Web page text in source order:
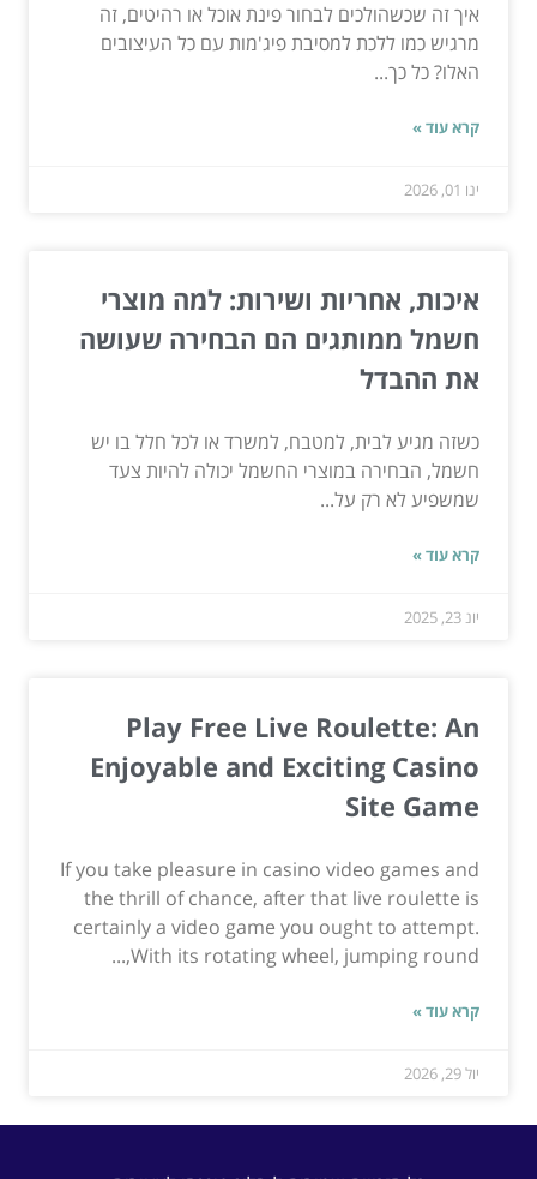
איך זה שכשהולכים לבחור פינת אוכל או רהיטים, זה
מרגיש כמו ללכת למסיבת פיג'מות עם כל העיצובים
האלו? כל כך...
קרא עוד »
ינו 01, 2026
איכות, אחריות ושירות: למה מוצרי
חשמל ממותגים הם הבחירה שעושה
את ההבדל
כשזה מגיע לבית, למטבח, למשרד או לכל חלל בו יש
חשמל, הבחירה במוצרי החשמל יכולה להיות צעד
שמשפיע לא רק על...
קרא עוד »
יונ 23, 2025
Play Free Live Roulette: An
Enjoyable and Exciting Casino
Site Game
If you take pleasure in casino video games and
the thrill of chance, after that live roulette is
certainly a video game you ought to attempt.
With its rotating wheel, jumping round,...
קרא עוד »
יול 29, 2026